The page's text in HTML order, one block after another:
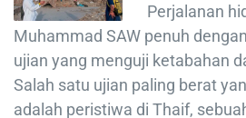
Perjalanan
Muhammad SAW penuh
ujian yang menguji ketabahan
Salah satu ujian paling berat
adalah peristiwa di Thaif,